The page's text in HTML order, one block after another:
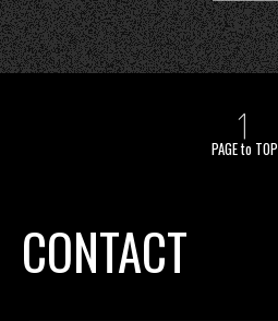
PAGE to TOP
CONTACT